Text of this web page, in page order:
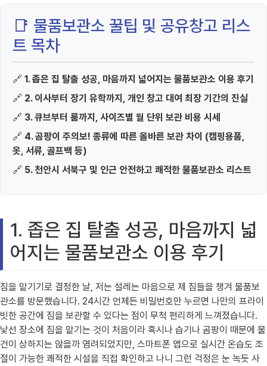
📑 물품보관소 꿀팁 및 공유창고 리스
트 목차
🔗 1. 좁은 집 탈출 성공, 마음까지 넓어지는 물품보관소 이용 후기
🔗 2. 이사부터 장기 유학까지, 개인 창고 대여 최장 기간의 진실
🔗 3. 큐브부터 룸까지, 사이즈별 월 단위 보관 비용 시세
🔗 4. 곰팡이 주의보! 종류에 따른 올바른 보관 차이 (캠핑용품,
옷, 서류, 골프백 등)
🔗 5. 천안시 서북구 및 인근 안전하고 쾌적한 물품보관소 리스트
1. 좁은 집 탈출 성공, 마음까지 넓
어지는 물품보관소 이용 후기
짐을 맡기기로 결정한 날, 저는 설레는 마음으로 제 짐들을 챙겨 물품보
관소를 방문했습니다. 24시간 언제든 비밀번호만 누르면 나만의 프라이
빗한 공간에 짐을 보관할 수 있다는 점이 무척 편리하게 느껴졌습니다.
낯선 장소에 짐을 맡기는 것이 처음이라 혹시나 습기나 곰팡이 때문에 물
건이 상하지는 않을까 염려되었지만, 스마트폰 앱으로 실시간 온습도 조
절이 가능한 쾌적한 시설을 직접 확인하고 나니 그런 걱정은 눈 녹듯 사